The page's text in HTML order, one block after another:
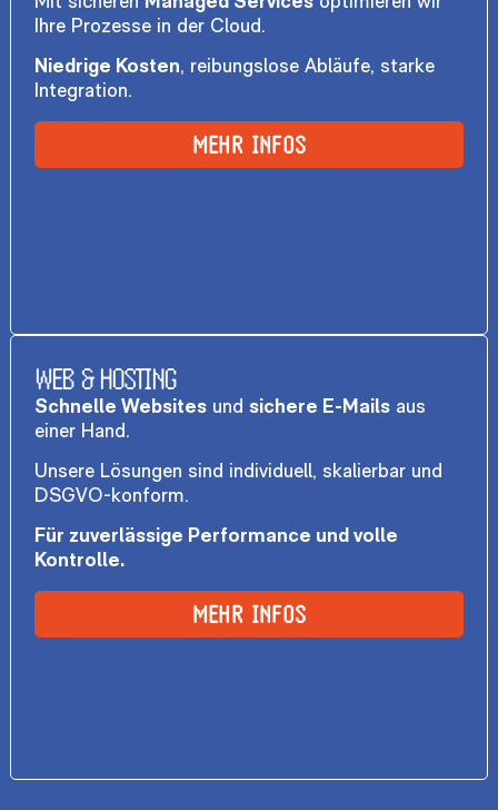
Ihre Prozesse in der Cloud.
Niedrige Kosten, reibungslose Abläufe, starke
Integration.
MEHR INFOS
WEB & HOSTING
Schnelle Websites undsichere E-Mails aus
einer Hand.
Unsere Lösungen sind individuell, skalierbar und
DSGVO-konform.
Für zuverlässige Performance und volle
Kontrolle.
MEHR INFOS